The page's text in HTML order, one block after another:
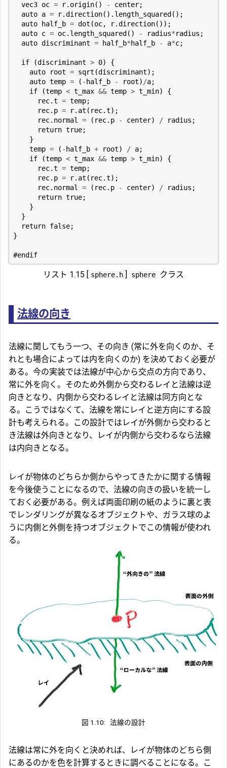
vec3 oc = r. origin() - center;
auto a = r.direction(). length_squared ();
auto
half_b = dot (oc, r.direction());
auto c = oc. length_squared () - radius*radius ;
auto discriminant = half_b*half_b - a*c;
if (discriminant > 0)
{
auto
root = sqrt (discriminant);
auto temp = ( - half_b - root)/a;
if
(temp < t_max && temp > t_min)
{
rec.t = temp;
rec. p = r. at ( rec.t);
rec. normal = ( rec. p - center) / radius ;
return true;
}
temp = ( - half_b + root) / a;
if
(temp < t_max && temp > t_min)
{
rec.t = temp;
rec. p = r. at ( rec.t);
rec. normal = ( rec. p - center) / radius ;
return true;
}
}
return false;
}
リスト 1.15 [ sphere.h sphere クラス
法線の向き
法線に関してもう一つ、その向き (常に外を向くのか、そ
れとも場合によっては内を向くのか) を決めておく必要が
ある。今の実装では法線が中心から交点の方向であり、
常に外を向く。そのため外側から交わるレイと法線は逆
向きとなり、内側から交わるレイと法線は同方向とな
る。こうではなくて、法線を常にレイと逆方向にする設
計も考えられる。この設計ではレイが外側から交わると
き法線は外向きとなり、レイが内側から交わるなら法線
は内向きとなる。
レイが物体のどちらか側からやってきたかに関する情報
を今後使うことになるので、法線の向きの扱いを統一し
ておく必要がある。例えば両面印刷の紙のように裏と表
でレンダリングが異なるオブジェクトや、ガラス球のよ
うに内側と外側を持つオブジェクトでこの情報が使われ
る。
図 1.10: 法線の設計
法線は常に外を向くと決めれば、レイが物体のどちら側
にあるのかを色を計算するときに調べることになる。こ